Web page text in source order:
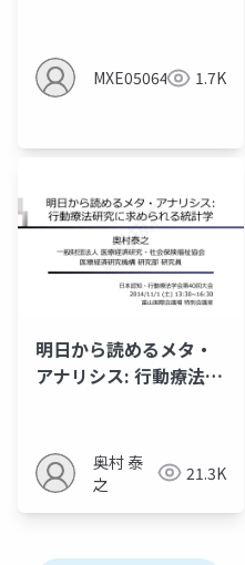
ーチ）
MXE05064 1.7K
明日から読めるメタ・
アナリシス: ⾏動療法研
奥村 泰
之
21.3K